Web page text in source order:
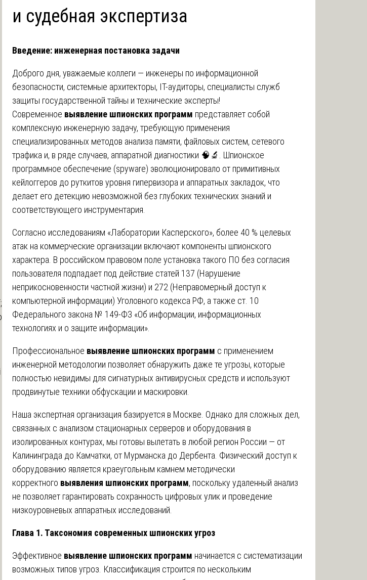
и судебная экспертиза
Введение: инженерная постановка задачи
Доброго дня, уважаемые коллеги — инженеры по информационной
безопасности, системные архитекторы, IT-аудиторы, специалисты служб
защиты государственной тайны и технические эксперты!
Современное выявление шпионских программ представляет собой
комплексную инженерную задачу, требующую применения
специализированных методов анализа памяти, файловых систем, сетевого
трафика и, в ряде случаев, аппаратной диагностики 🧠🔬. Шпионское
программное обеспечение (spyware) эволюционировало от примитивных
кейлоггеров до руткитов уровня гипервизора и аппаратных закладок, что
делает его детекцию невозможной без глубоких технических знаний и
соответствующего инструментария.
Согласно исследованиям «Лаборатории Касперского», более 40 % целевых
атак на коммерческие организации включают компоненты шпионского
характера. В российском правовом поле установка такого ПО без согласия
пользователя подпадает под действие статей 137 (Нарушение
неприкосновенности частной жизни) и 272 (Неправомерный доступ к
компьютерной информации) Уголовного кодекса РФ, а также ст. 10
Федерального закона № 149-ФЗ «Об информации, информационных
технологиях и о защите информации».
Профессиональное выявление шпионских программ с применением
инженерной методологии позволяет обнаружить даже те угрозы, которые
полностью невидимы для сигнатурных антивирусных средств и используют
продвинутые техники обфускации и маскировки.
Наша экспертная организация базируется в Москве. Однако для сложных дел,
связанных с анализом стационарных серверов и оборудования в
изолированных контурах, мы готовы вылетать в любой регион России — от
Калининграда до Камчатки, от Мурманска до Дербента. Физический доступ к
оборудованию является краеугольным камнем методически
корректного выявления шпионских программ, поскольку удаленный анализ
не позволяет гарантировать сохранность цифровых улик и проведение
низкоуровневых аппаратных исследований.
Глава 1. Таксономия современных шпионских угроз
Эффективное выявление шпионских программ начинается с систематизации
возможных типов угроз. Классификация строится по нескольким